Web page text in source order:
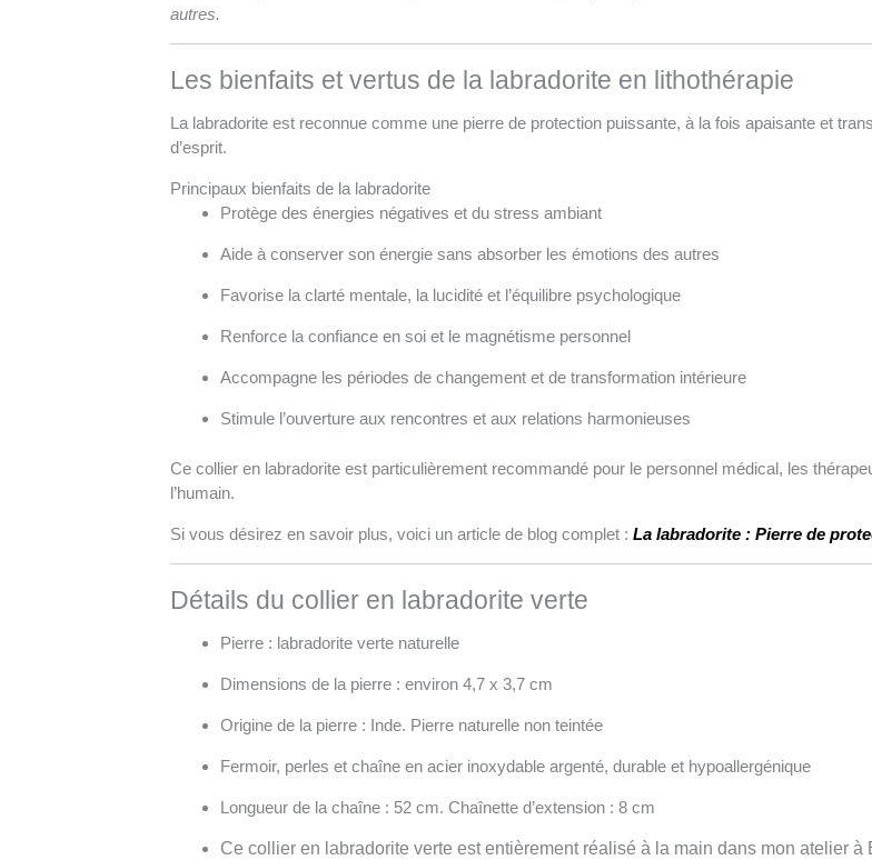
autres.
Les bienfaits et vertus de la labradorite en lithothérapie
La labradorite est reconnue comme une pierre de protection puissante, à la fois apaisante et
d’esprit.
Principaux bienfaits de la labradorite
Protège des énergies négatives et du stress ambiant
Aide à conserver son énergie sans absorber les émotions des autres
Favorise la clarté mentale, la lucidité et l’équilibre psychologique
Renforce la confiance en soi et le magnétisme personnel
Accompagne les périodes de changement et de transformation intérieure
Stimule l’ouverture aux rencontres et aux relations harmonieuses
Ce collier en labradorite est particulièrement recommandé pour le personnel médical, les
l’humain.
Si vous désirez en savoir plus, voici un article de blog complet : La labradorite : Pierre de
Détails du collier en labradorite verte
Pierre : labradorite verte naturelle
Dimensions de la pierre : environ 4,7 x 3,7 cm
Origine de la pierre : Inde. Pierre naturelle non teintée
Fermoir, perles et chaîne en acier inoxydable argenté, durable et hypoallergénique
Longueur de la chaîne : 52 cm. Chaînette d’extension : 8 cm
Ce collier en labradorite verte est entièrement réalisé à la main dans mon atelier à